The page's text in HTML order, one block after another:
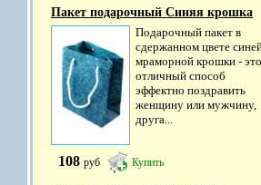
Пакет подарочный Синяя крошка
Подарочный пакет в
сдержанном цвете
мраморной крошки - это
отличный способ
эффектно поздравить
женщину или мужчину,
друга...
108 руб Купить